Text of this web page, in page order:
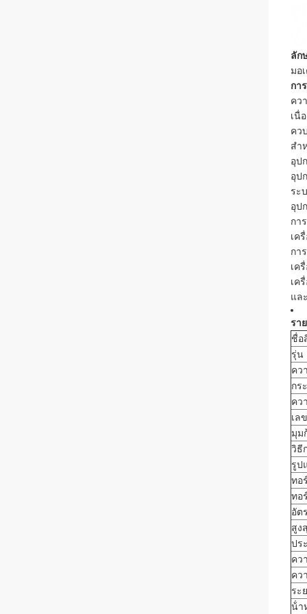
ลัก
มอ
กา
คว
เนื่
คว
สํา
อุป
อุป
ระ
อุป
กา
เค
กา
เค
เค
แล
รา
ชื่อ
รุ่น
คว
กร
คว
เล
มุม
วิธี
รูป
ทอ
ทอ
อัต
สูง
ปร
คว
คว
ระ
น้ํา